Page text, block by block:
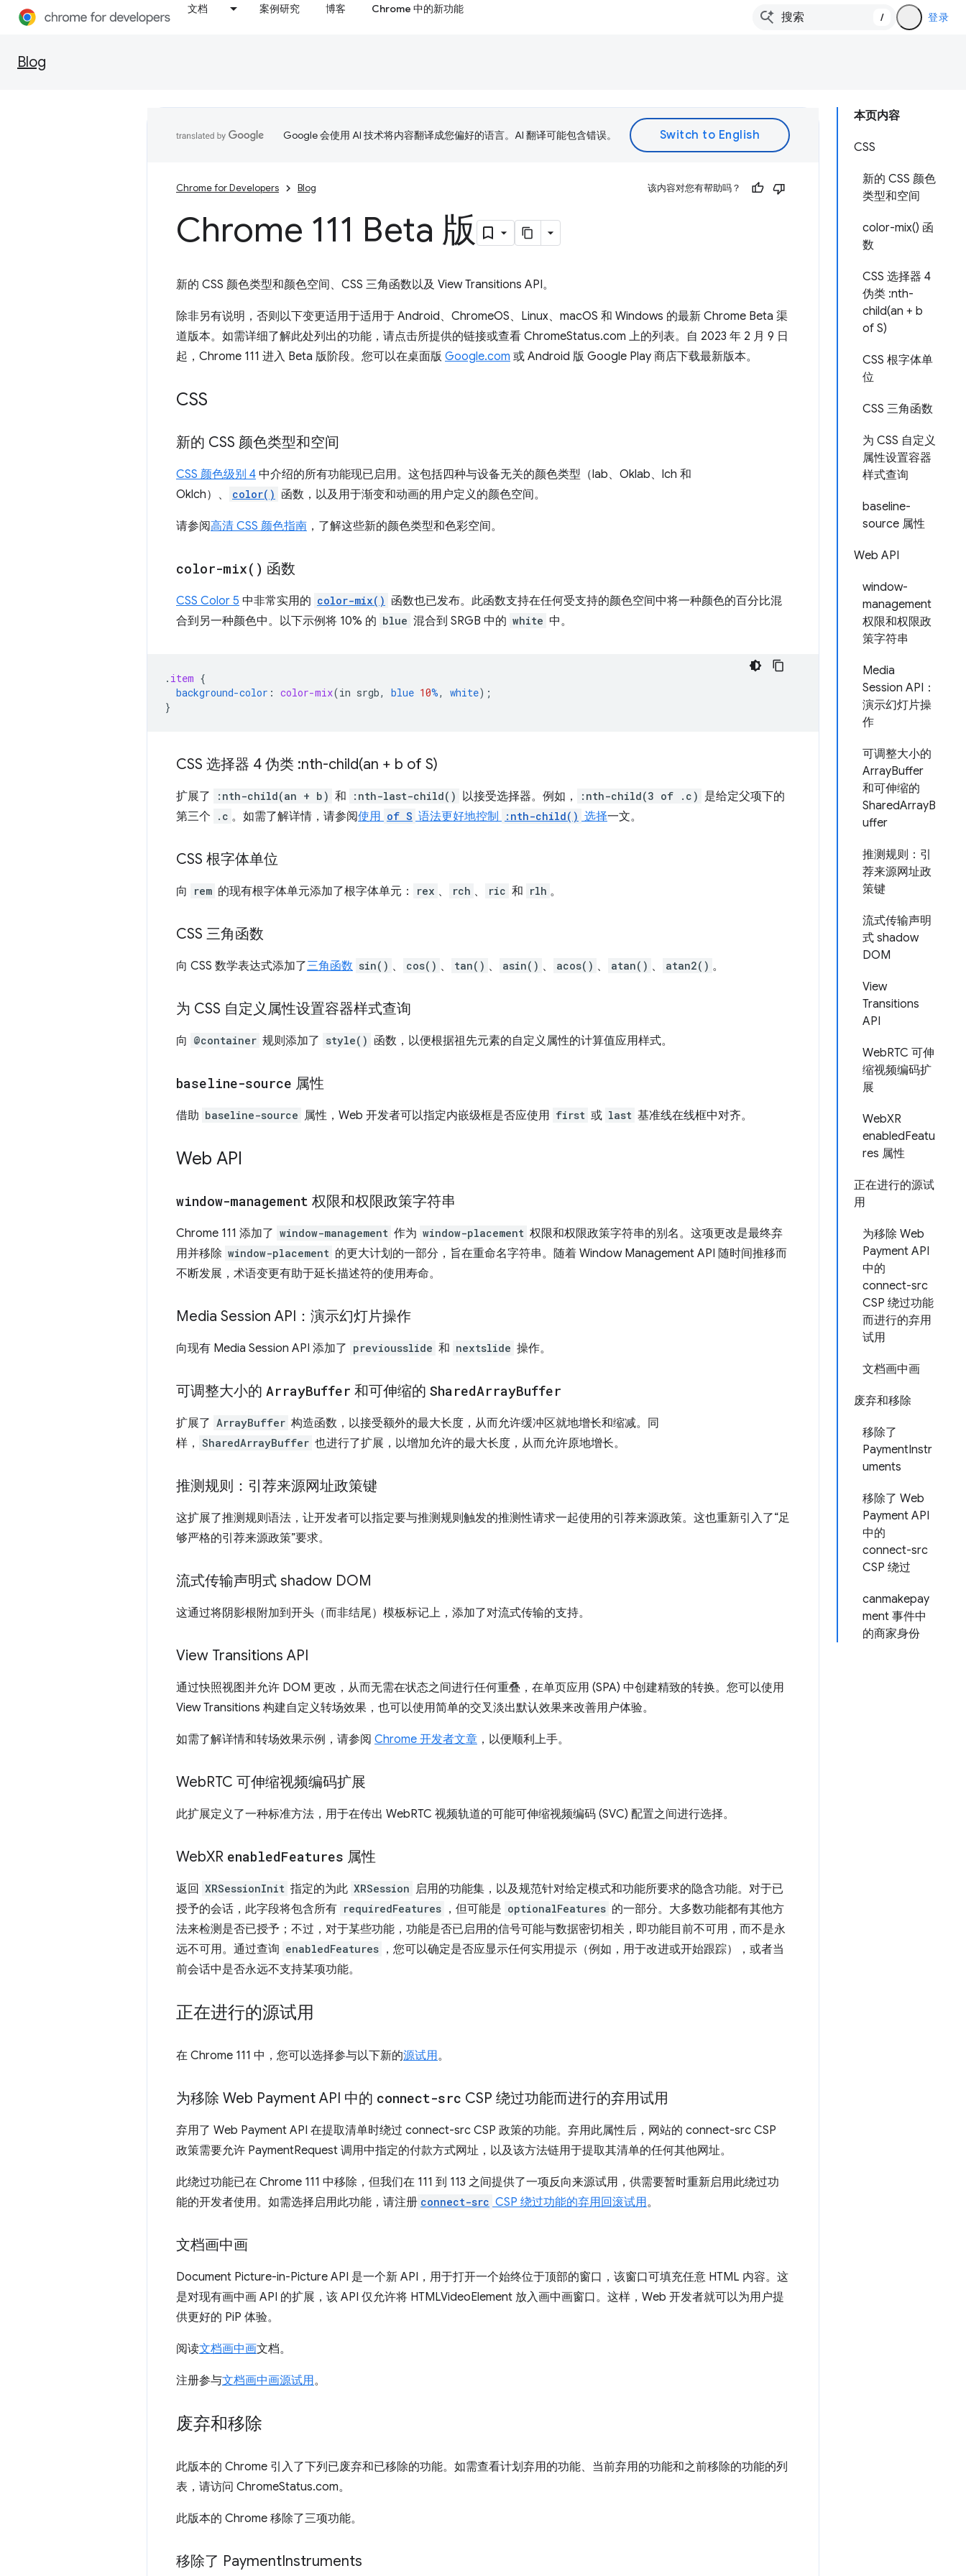
文档 案例研究 博客 Chrome 中的新功能
/ 登录
Blog
本页内容
CSS
新的 CSS 颜色
类型和空间
color-mix() 函
数
CSS 选择器 4
伪类 :nth-
child(an + b
of S)
CSS 根字体单
位
CSS 三角函数
为 CSS 自定义
属性设置容器
样式查询
baseline-
source 属性
Web API
window-
management
权限和权限政
策字符串
Media
Session API：
演示幻灯片操
作
可调整大小的
ArrayBuffer
和可伸缩的
SharedArrayB
uffer
推测规则：引
荐来源网址政
策键
流式传输声明
式 shadow
DOM
View
Transitions
API
WebRTC 可伸
缩视频编码扩
展
WebXR
enabledFeatu
res 属性
正在进行的源试
用
为移除 Web
Payment API
中的
connect-src
CSP 绕过功能
而进行的弃用
试用
文档画中画
废弃和移除
移除了
PaymentInstr
uments
移除了 Web
Payment API
中的
connect-src
CSP 绕过
canmakepay
ment 事件中
的商家身份
Google 会使用 AI 技术将内容翻译成您偏好的语言。AI 翻译可能包含错误。
Chrome for Developers Blog 该内容对您有帮助吗？
Chrome 111 Beta 版
新的 CSS 颜色类型和颜色空间、CSS 三角函数以及 View Transitions API。
除非另有说明，否则以下变更适用于适用于 Android、ChromeOS、Linux、macOS 和 Windows 的最新 Chrome Beta 渠
道版本。如需详细了解此处列出的功能，请点击所提供的链接或查看 ChromeStatus.com 上的列表。自 2023 年 2 月 9 日
起，Chrome 111 进入 Beta 版阶段。您可以在桌面版 Google.com 或 Android 版 Google Play 商店下载最新版本。
CSS
新的 CSS 颜色类型和空间
CSS 颜色级别 4 中介绍的所有功能现已启用。这包括四种与设备无关的颜色类型（lab、Oklab、lch 和
Oklch）、
color() 函数，以及用于渐变和动画的用户定义的颜色空间。
请参阅高清 CSS 颜色指南 ，了解这些新的颜色类型和色彩空间。
color-mix( ) 函数
CSS Color 5 中非常实用的 color-mix() 函数也已发布。此函数支持在任何受支持的颜色空间中将一种颜色的百分比混
合到另一种颜色中。以下示例将 10% 的 blue 混合到 SRGB 中的 white 中。
. item {
background-color : color-mix(in srgb, blue 10%, white);
}
CSS 选择器 4 伪类 :nth-child(an + b of S)
扩展了 :nth-child(an + b) 和 :nth-last-child() 以接受选择器。例如， :nth-child(3 of .c) 是给定父项下的
第三个
.c 。如需了解详情，请参阅使用 of S 语法更好地控制 :nth-child() 选择一文。
CSS 根字体单位
向 rem 的现有根字体单元添加了根字体单元： rex 、 rch 、 ric 和 rlh 。
CSS 三角函数
向 CSS 数学表达式添加了三角函数 sin() 、 cos() 、 tan() 、 asin() 、 acos() 、 atan() 、 atan2() 。
为 CSS 自定义属性设置容器样式查询
向 @container 规则添加了 style() 函数，以便根据祖先元素的自定义属性的计算值应用样式。
baseline-source 属性
借助 baseline-source 属性，Web 开发者可以指定内嵌级框是否应使用 first 或 last 基准线在线框中对齐。
Web API
window-management 权限和权限政策字符串
Chrome 111 添加了 window-management 作为 window-placement 权限和权限政策字符串的别名。这项更改是最终弃
用并移除 window-placement 的更大计划的一部分，旨在重命名字符串。随着 Window Management API 随时间推移而
不断发展，术语变更有助于延长描述符的使用寿命。
Media Session API：演示幻灯片操作
向现有 Media Session API 添加了 previousslide 和 nextslide 操作。
可调整大小的 ArrayBuffer 和可伸缩的 SharedArrayBuffer
扩展了 ArrayBuffer 构造函数，以接受额外的最大长度，从而允许缓冲区就地增长和缩减。同
样， SharedArrayBuffer 也进行了扩展，以增加允许的最大长度，从而允许原地增长。
推测规则：引荐来源网址政策键
这扩展了推测规则语法，让开发者可以指定要与推测规则触发的推测性请求一起使用的引荐来源政策。这也重新引入了“足
够严格的引荐来源政策”要求。
流式传输声明式 shadow DOM
这通过将阴影根附加到开头（而非结尾）模板标记上，添加了对流式传输的支持。
View Transitions API
通过快照视图并允许 DOM 更改，从而无需在状态之间进行任何重叠，在单页应用 (SPA) 中创建精致的转换。您可以使用
View Transitions 构建自定义转场效果，也可以使用简单的交叉淡出默认效果来改善用户体验。
如需了解详情和转场效果示例，请参阅 Chrome 开发者文章 ，以便顺利上手。
WebRTC 可伸缩视频编码扩展
此扩展定义了一种标准方法，用于在传出 WebRTC 视频轨道的可能可伸缩视频编码 (SVC) 配置之间进行选择。
WebXR enabledFeatures 属性
返回 XRSessionInit 指定的为此 XRSession 启用的功能集，以及规范针对给定模式和功能所要求的隐含功能。对于已
授予的会话，此字段将包含所有 requiredFeatures ，但可能是 optionalFeatures 的一部分。大多数功能都有其他方
法来检测是否已授予；不过，对于某些功能，功能是否已启用的信号可能与数据密切相关，即功能目前不可用，而不是永
远不可用。通过查询 enabledFeatures ，您可以确定是否应显示任何实用提示（例如，用于改进或开始跟踪），或者当
前会话中是否永远不支持某项功能。
正在进行的源试用
在 Chrome 111 中，您可以选择参与以下新的源试用。
为移除 Web Payment API 中的 connect-src CSP 绕过功能而进行的弃用试用
弃用了 Web Payment API 在提取清单时绕过 connect-src CSP 政策的功能。弃用此属性后，网站的 connect-src CSP
政策需要允许 PaymentRequest 调用中指定的付款方式网址，以及该方法链用于提取其清单的任何其他网址。
此绕过功能已在 Chrome 111 中移除，但我们在 111 到 113 之间提供了一项反向来源试用，供需要暂时重新启用此绕过功
能的开发者使用。如需选择启用此功能，请注册 connect-src CSP 绕过功能的弃用回滚试用。
文档画中画
Document Picture-in-Picture API 是一个新 API，用于打开一个始终位于顶部的窗口，该窗口可填充任意 HTML 内容。这
是对现有画中画 API 的扩展，该 API 仅允许将 HTMLVideoElement 放入画中画窗口。这样，Web 开发者就可以为用户提
供更好的 PiP 体验。
阅读文档画中画文档。
注册参与文档画中画源试用。
废弃和移除
此版本的 Chrome 引入了下列已废弃和已移除的功能。如需查看计划弃用的功能、当前弃用的功能和之前移除的功能的列
表，请访问 ChromeStatus.com。
此版本的 Chrome 移除了三项功能。
移除了 PaymentInstruments